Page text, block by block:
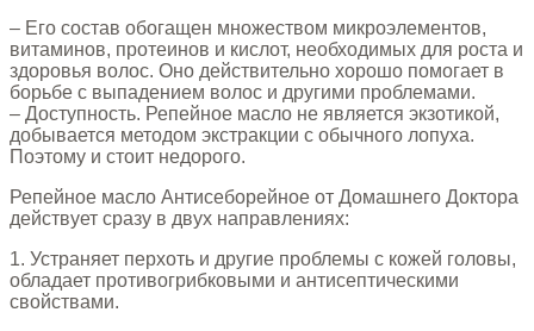
– Его состав обогащен множеством микроэлементов,
витаминов, протеинов и кислот, необходимых для роста и
здоровья волос. Оно действительно хорошо помогает в
борьбе с выпадением волос и другими проблемами.
– Доступность. Репейное масло не является экзотикой,
добывается методом экстракции с обычного лопуха.
Поэтому и стоит недорого.
Репейное масло Антисеборейное от Домашнего Доктора
действует сразу в двух направлениях:
1. Устраняет перхоть и другие проблемы с кожей головы,
обладает противогрибковыми и антисептическими
свойствами.